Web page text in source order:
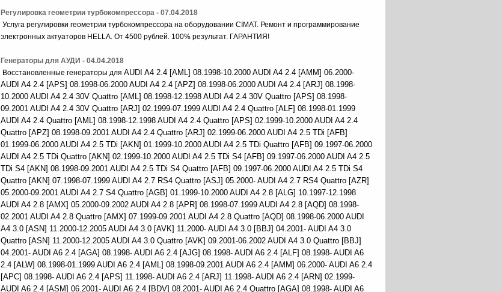
Регулировка геометрии турбокомпрессора - 07.04.2018
Услуга регулировки геометрии турбокомпрессора на оборудовании CIMAT. Ремонт и программирование
электронных актуаторов HELLA. От 4500 рублей. 100% результат. ГАРАНТИЯ!
Генераторы для АУДИ - 04.04.2018
Восстановленные генераторы для AUDI A4 2.4 [AML] 08.1998-10.2000 AUDI A4 2.4 [AMM] 06.2000-
AUDI A4 2.4 [APS] 08.1998-06.2000 AUDI A4 2.4 [APZ] 08.1998-06.2000 AUDI A4 2.4 [ARJ] 08.1998-
10.2000 AUDI A4 2.4 30V Quattro [AML] 08.1998-12.1998 AUDI A4 2.4 30V Quattro [APS] 08.1998-
09.2001 AUDI A4 2.4 30V Quattro [ARJ] 02.1999-07.1999 AUDI A4 2.4 Quattro [ALF] 08.1998-01.1999
AUDI A4 2.4 Quattro [AML] 08.1998-12.1998 AUDI A4 2.4 Quattro [APS] 02.1999-10.2000 AUDI A4 2.4
Quattro [APZ] 08.1998-09.2001 AUDI A4 2.4 Quattro [ARJ] 02.1999-06.2000 AUDI A4 2.5 TDi [AFB]
01.1999-06.2000 AUDI A4 2.5 TDi [AKN] 01.1999-10.2000 AUDI A4 2.5 TDi Quattro [AFB] 09.1997-06.2000
AUDI A4 2.5 TDi Quattro [AKN] 02.1999-10.2000 AUDI A4 2.5 TDi S4 [AFB] 09.1997-06.2000 AUDI A4 2.5
TDi S4 [AKN] 08.1998-09.2001 AUDI A4 2.5 TDi S4 Quattro [AFB] 09.1997-06.2000 AUDI A4 2.5 TDi S4
Quattro [AKN] 07.1998-07.1999 AUDI A4 2.7 RS4 Quattro [ASJ] 05.2000- AUDI A4 2.7 RS4 Quattro [AZR]
05.2000-09.2001 AUDI A4 2.7 S4 Quattro [AGB] 01.1999-10.2000 AUDI A4 2.8 [ALG] 10.1997-12.1998
AUDI A4 2.8 [AMX] 05.2000-09.2002 AUDI A4 2.8 [APR] 08.1998-07.1999 AUDI A4 2.8 [AQD] 08.1998-
02.2001 AUDI A4 2.8 Quattro [AMX] 07.1999-09.2001 AUDI A4 2.8 Quattro [AQD] 08.1998-06.2000 AUDI
A4 3.0 [ASN] 11.2000-12.2005 AUDI A4 3.0 [AVK] 11.2000- AUDI A4 3.0 [BBJ] 04.2001- AUDI A4 3.0
Quattro [ASN] 11.2000-12.2005 AUDI A4 3.0 Quattro [AVK] 09.2001-06.2002 AUDI A4 3.0 Quattro [BBJ]
04.2001- AUDI A6 2.4 [AGA] 08.1998- AUDI A6 2.4 [AJG] 08.1998- AUDI A6 2.4 [ALF] 08.1998- AUDI A6
2.4 [ALW] 08.1998-01.1999 AUDI A6 2.4 [AML] 08.1998-09.2001 AUDI A6 2.4 [AMM] 06.2000- AUDI A6 2.4
[APC] 08.1998- AUDI A6 2.4 [APS] 11.1998- AUDI A6 2.4 [ARJ] 11.1998- AUDI A6 2.4 [ARN] 02.1999-
AUDI A6 2.4 [ASM] 06.2001- AUDI A6 2.4 [BDV] 08.2001- AUDI A6 2.4 Quattro [AGA] 08.1998- AUDI A6